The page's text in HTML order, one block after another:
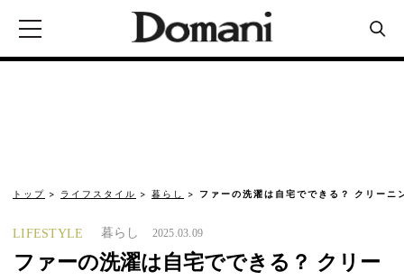
トップ ライフスタイル 暮らし ファーの洗濯は自宅でできる？ クリー
LIFESTYLE 暮らし 2025.03.09
ファーの洗濯は自宅でできる？ クリー